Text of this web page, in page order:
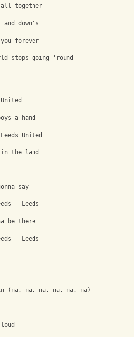
together
and down's
forever
stops going 'round
a hand
United
the land
say
- Leeds
be there
- Leeds
(na, na, na, na, na, na)